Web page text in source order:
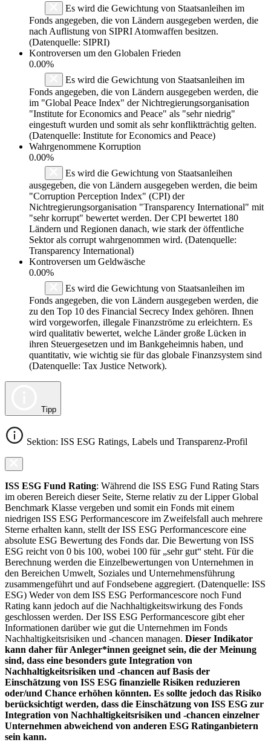
Es wird die Gewichtung von Staatsanleihen im
Fonds angegeben, die von Ländern ausgegeben werden, die
nach Auflistung von SIPRI Atomwaffen besitzen.
(Datenquelle: SIPRI)
Kontroversen um den Globalen Frieden
0.00%
Es wird die Gewichtung von Staatsanleihen im
Fonds angegeben, die von Ländern ausgegeben werden, die
im "Global Peace Index" der Nichtregierungsorganisation
"Institute for Economics and Peace" als "sehr niedrig"
eingestuft wurden und somit als sehr konfliktträchtig gelten.
(Datenquelle: Institute for Economics and Peace)
Wahrgenommene Korruption
0.00%
Es wird die Gewichtung von Staatsanleihen
ausgegeben, die von Ländern ausgegeben werden, die beim
"Corruption Perception Index" (CPI) der
Nichtregierungsorganisation "Transparency International" mit
"sehr korrupt" bewertet werden. Der CPI bewertet 180
Ländern und Regionen danach, wie stark der öffentliche
Sektor als corrupt wahrgenommen wird. (Datenquelle:
Transparency International)
Kontroversen um Geldwäsche
0.00%
Es wird die Gewichtung von Staatsanleihen im
Fonds angegeben, die von Ländern ausgegeben werden, die
zu den Top 10 des Financial Secrecy Index gehören. Ihnen
wird vorgeworfen, illegale Finanzströme zu erleichtern. Es
wird qualitativ bewertet, welche Länder große Lücken in
ihren Steuergesetzen und im Bankgeheimnis haben, und
quantitativ, wie wichtig sie für das globale Finanzsystem sind
(Datenquelle: Tax Justice Network).
Tipp
Sektion: ISS ESG Ratings, Labels und Transparenz-Profil
ISS ESG Fund Rating: Während die ISS ESG Fund Rating Stars
im oberen Bereich dieser Seite, Sterne relativ zu der Lipper Global
Benchmark Klasse vergeben und somit ein Fonds mit einem
niedrigen ISS ESG Performancescore im Zweifelsfall auch mehrere
Sterne erhalten kann, stellt der ISS ESG Performancescore eine
absolute ESG Bewertung des Fonds dar. Die Bewertung von ISS
ESG reicht von 0 bis 100, wobei 100 für „sehr gut“ steht. Für die
Berechnung werden die Einzelbewertungen von Unternehmen in
den Bereichen Umwelt, Soziales und Unternehmensführung
zusammengeführt und auf Fondsebene aggregiert. (Datenquelle: ISS
ESG) Weder von dem ISS ESG Performancescore noch Fund
Rating kann jedoch auf die Nachhaltigkeitswirkung des Fonds
geschlossen werden. Der ISS ESG Performancescore gibt eher
Informationen darüber wie gut die Unternehmen im Fonds
Nachhaltigkeitsrisiken und -chancen managen. Dieser Indikator
kann daher für Anleger*innen geeignet sein, die der Meinung
sind, dass eine besonders gute Integration von
Nachhaltigkeitsrisiken und -chancen auf Basis der
Einschätzung von ISS ESG finanzielle Risiken reduzieren
oder/und Chance erhöhen könnten. Es sollte jedoch das Risiko
berücksichtigt werden, dass die Einschätzung von ISS ESG zur
Integration von Nachhaltigkeitsrisiken und -chancen einzelner
Unternehmen abweichend von anderen ESG Ratinganbietern
sein kann.